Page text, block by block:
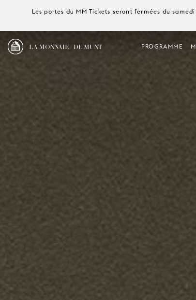
Les portes du MM Tickets seront fermées du
LA MONNAIE / DE MUNT PROGRAMME